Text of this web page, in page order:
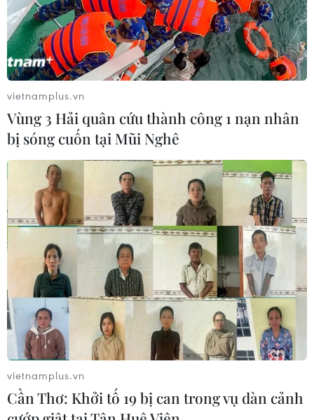
#Tháng Thanh niên
#công trình thanh niên
#Xóa nhà tạm
#Bình dân học vụ số
Theo dõi VietnamPlus
TIN LIÊN QUAN
vietnamplus.vn
Vùng 3 Hải quân cứu thành công 1 nạn nhân
bị sóng cuốn tại Mũi Nghê
vietnamplus.vn
Cần Thơ: Khởi tố 19 bị can trong vụ dàn cảnh